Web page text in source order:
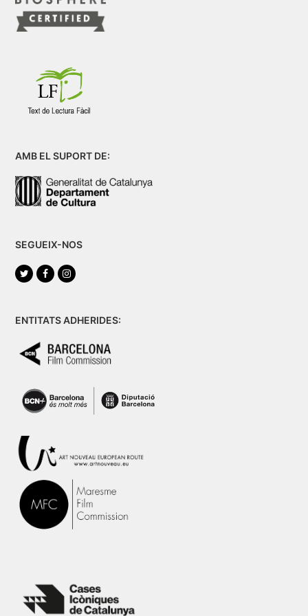
AMB EL SUPORT DE:
SEGUEIX-NOS
TwitterFacebookInstagram
ENTITATS ADHERIDES: